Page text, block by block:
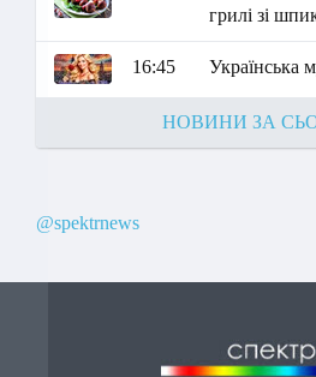
грилі зі
16:45 Українська
НОВИНИ ЗА
@spektrnews